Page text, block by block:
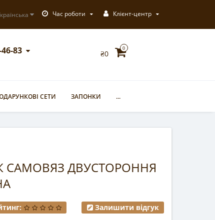
Час роботи Клієнт-центр
83 ₴0
0
СЕТИ ЗАПОНКИ ...
САМОВЯЗ ДВУСТОРОННЯ
Залишити відгук